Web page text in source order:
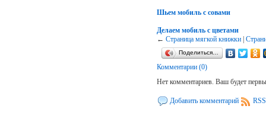
Шьем мобиль с совами
Делаем мобиль с цветами
← Страница мягкой книжки|
Поделиться…
Комментарии (0)
Нет комментариев. Ваш будет
Добавить комментарий